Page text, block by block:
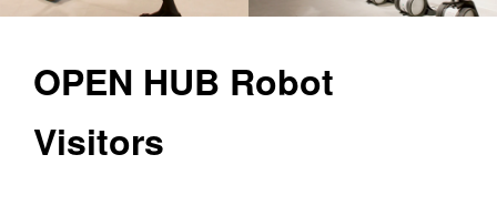
OPEN HUB Robot
Visitors